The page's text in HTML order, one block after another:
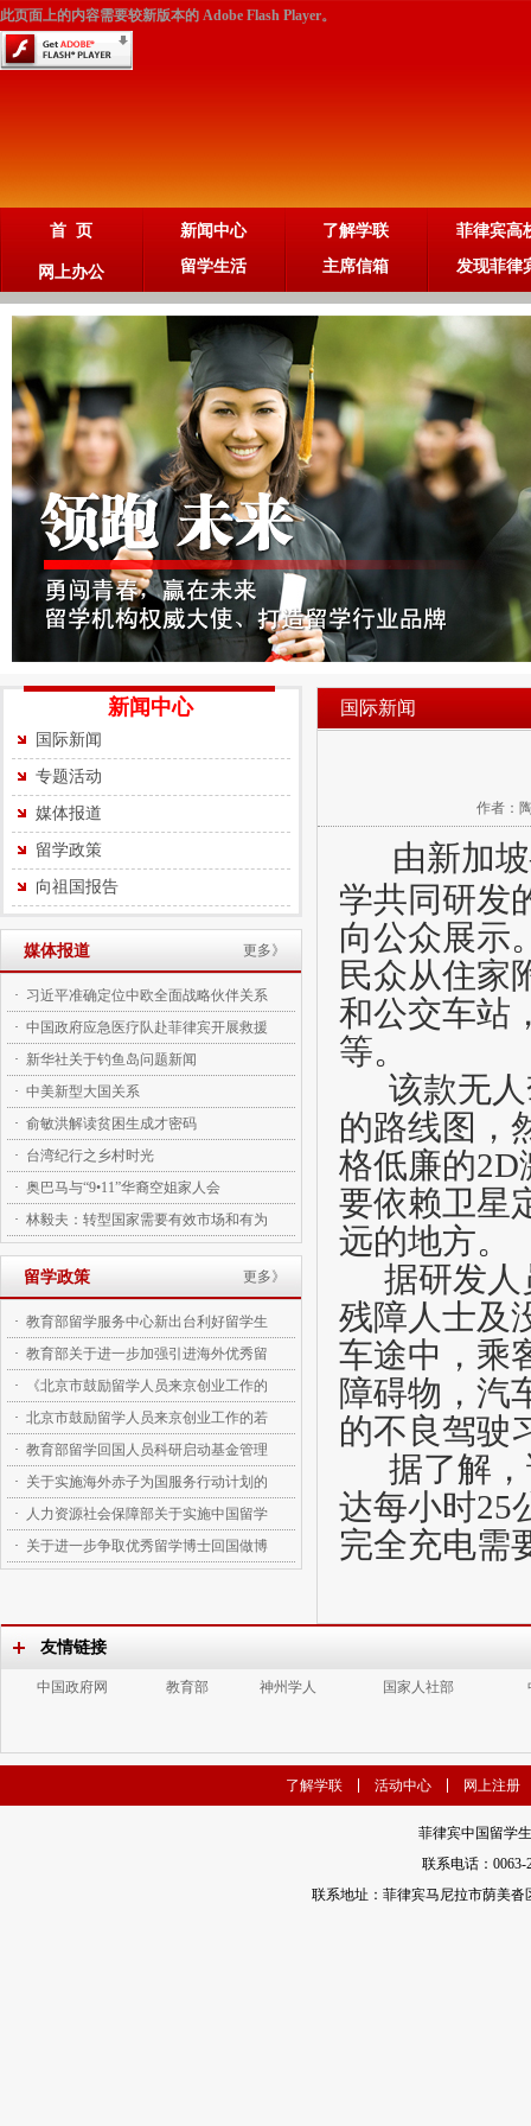
此页面上的内容需要较新版本的 Adobe Flash Player。
首 页
网上办公
新闻中心
留学生活
了解学联
主席信箱
菲律宾高
发现菲律
新闻中心
国际新闻
专题活动
媒体报道
留学政策
向祖国报告
媒体报道 更多》
· 习近平准确定位中欧全面战略伙伴关系
· 中国政府应急医疗队赴菲律宾开展救援
· 新华社关于钓鱼岛问题新闻
· 中美新型大国关系
· 俞敏洪解读贫困生成才密码
· 台湾纪行之乡村时光
· 奥巴马与“9•11”华裔空姐家人会
· 林毅夫：转型国家需要有效市场和有为
留学政策 更多》
· 教育部留学服务中心新出台利好留学生
· 教育部关于进一步加强引进海外优秀留
·
《北京市鼓励留学人员来京创业工作的
· 北京市鼓励留学人员来京创业工作的若
· 教育部留学回国人员科研启动基金管理
· 关于实施海外赤子为国服务行动计划的
·
人力资源社会保障部关于实施中国留学
· 关于进一步争取优秀留学博士回国做博
国际新闻
作者：
由新加
学共同研发
向公众展示
民众从住家
和公交车站
等。
该款无
的路线图，
格低廉的2D
要依赖卫星
远的地方。
据研发
残障人士及
车途中，乘
障碍物，汽
的不良驾驶
据了解
达每小时25
完全充电需
友情链接
中国政府网 教育部 神州学人 国家人社部
了解学联 活动中心 网上注册
菲律宾中国留学
联系电话：0063-
联系地址：菲律宾马尼拉市荫美沓